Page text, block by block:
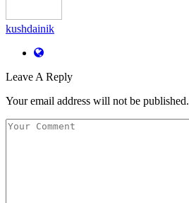
kushdainik
Leave A Reply
Your email address will not be published.